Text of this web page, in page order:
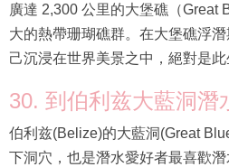
廣達 2,300 公里的大堡礁（Great
大的熱帶珊瑚礁群。在大堡礁浮
己沉浸在世界美景之中，絕對是此
30. 到伯利兹大藍洞潛
伯利兹(Belize)的大藍洞(Great
下洞穴，也是潛水愛好者最喜歡潛